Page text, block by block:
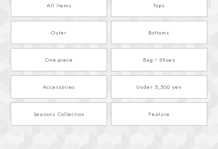
All Items Tops
Outer Bottoms
One-piece Bag・Shoes
Accessories Under 5,500 yen
Seasons Collection Feature